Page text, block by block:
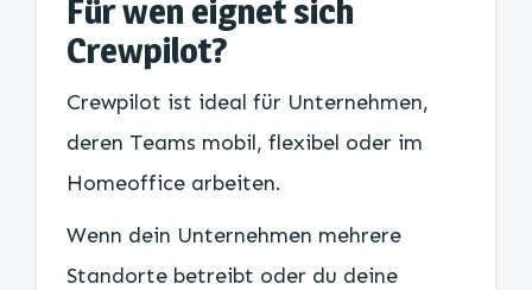
Für wen eignet sich
Crewpilot?
Crewpilot ist ideal für Unternehmen,
deren Teams mobil, flexibel oder im
Homeoffice arbeiten.
Wenn dein Unternehmen mehrere
Standorte betreibt oder du deine